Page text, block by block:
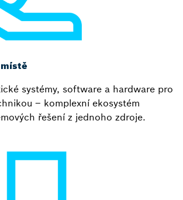
systémy, software a hardware pro
– komplexní ekosystém
řešení z jednoho zdroje.